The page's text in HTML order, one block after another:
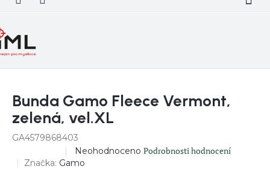
Bunda Gamo Fleece Vermont,
zelená, vel.XL
GA4579868403
Průměrné
hodnocení
Neohodnoceno Podrobnosti hodnocení
Značka: Gamo